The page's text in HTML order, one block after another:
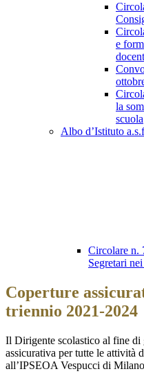
e
la
scuola
Albo d’Istituto
Circolare n.
Segretari
Coperture
triennio 2021-2024
Il Dirigente scolastico al fine di
assicurativa per tutte le attività
all’IPSEOA Vespucci di